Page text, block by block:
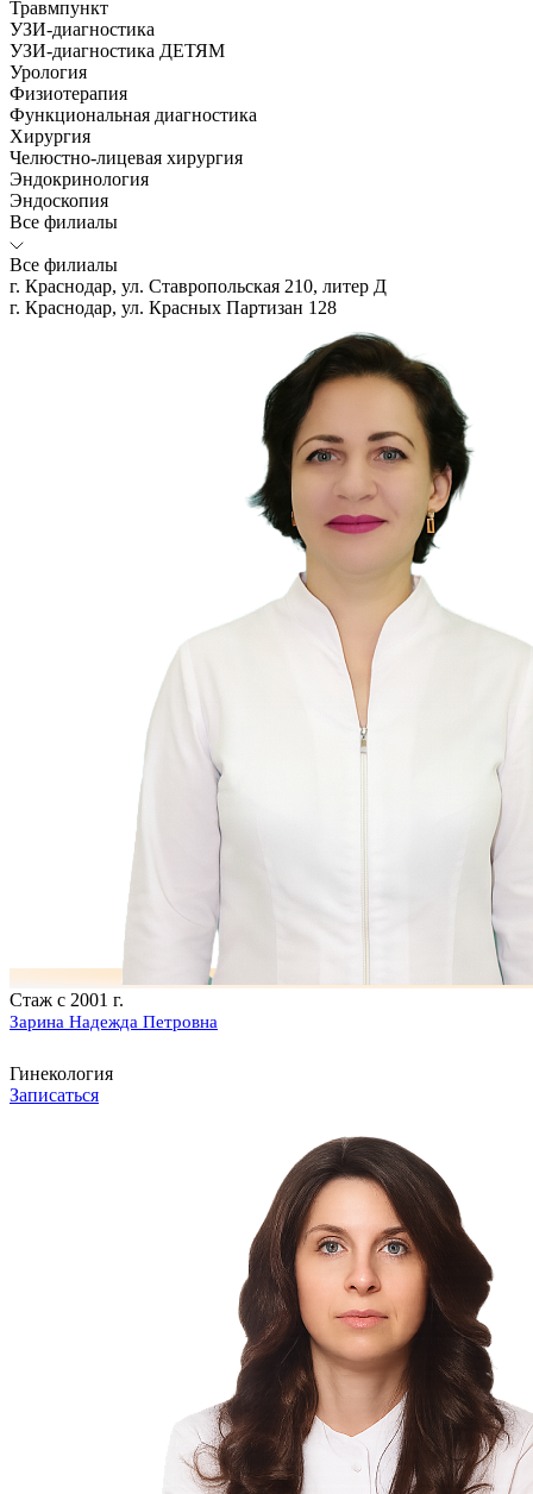
Травмпункт
УЗИ-диагностика
УЗИ-диагностика ДЕТЯМ
Урология
Физиотерапия
Функциональная диагностика
Хирургия
Челюстно-лицевая хирургия
Эндокринология
Эндоскопия
Все филиалы
Все филиалы
г. Краснодар, ул. Ставропольская 210, литер Д
г. Краснодар, ул. Красных Партизан 128
Стаж с 2001 г.
Зарина Надежда Петровна
Гинекология
Записаться